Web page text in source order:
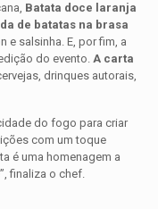
Batata doce laranja
de batatas na brasa
salsinha. E, por fim, a
do evento.A carta
drinques autorais,
do fogo para criar
com um toque
é uma homenagem a
finaliza o chef.